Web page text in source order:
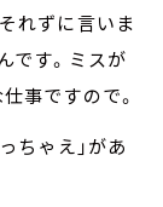
れずに言いま
です。ミスが
事ですので。
ちゃえ」があ